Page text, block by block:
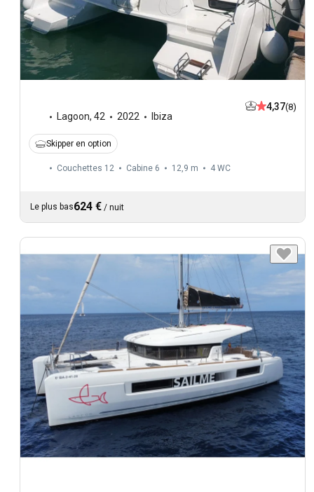
Lagoon, 42 2022 Ibiza
4,37(8)
Skipper en option
Couchettes 12 Cabine 6 12,9 m 4 WC
Le plus bas624 € / nuit